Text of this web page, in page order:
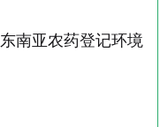
东南亚农药登记环境